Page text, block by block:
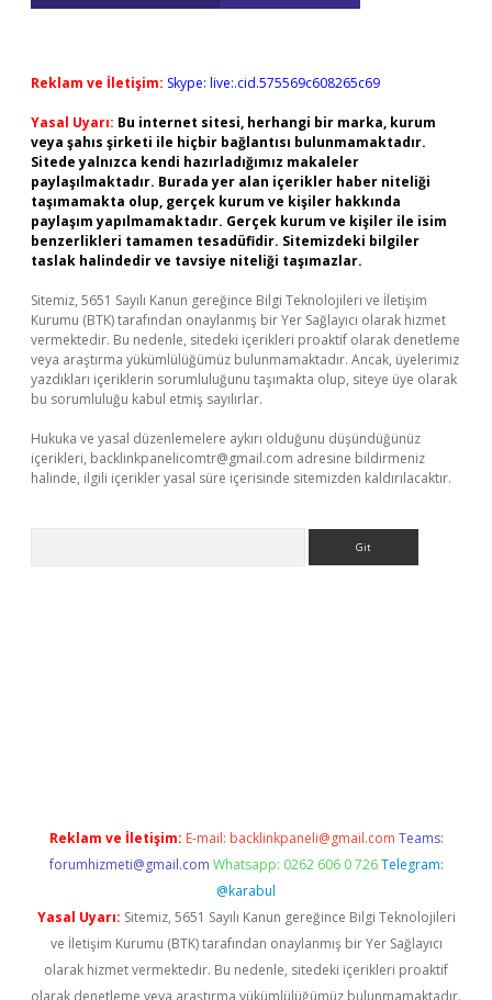
Reklam ve İletişim: Skype: live:.cid.575569c608265c69
Yasal Uyarı: Bu internet sitesi, herhangi bir marka, kurum
veya şahıs şirketi ile hiçbir bağlantısı bulunmamaktadır.
Sitede yalnızca kendi hazırladığımız makaleler
paylaşılmaktadır. Burada yer alan içerikler haber niteliği
taşımamakta olup, gerçek kurum ve kişiler hakkında
paylaşım yapılmamaktadır. Gerçek kurum ve kişiler ile isim
benzerlikleri tamamen tesadüfidir. Sitemizdeki bilgiler
taslak halindedir ve tavsiye niteliği taşımazlar.
Sitemiz, 5651 Sayılı Kanun gereğince Bilgi Teknolojileri ve İletişim
Kurumu (BTK) tarafından onaylanmış bir Yer Sağlayıcı olarak hizmet
vermektedir. Bu nedenle, sitedeki içerikleri proaktif olarak denetleme
veya araştırma yükümlülüğümüz bulunmamaktadır. Ancak, üyelerimiz
yazdıkları içeriklerin sorumluluğunu taşımakta olup, siteye üye olarak
bu sorumluluğu kabul etmiş sayılırlar.
Hukuka ve yasal düzenlemelere aykırı olduğunu düşündüğünüz
içerikleri, backlinkpanelicomtr@gmail.com adresine bildirmeniz
halinde, ilgili içerikler yasal süre içerisinde sitemizden kaldırılacaktır.
Reklam ve İletişim: E-mail: backlinkpaneli@gmail.com Teams:
forumhizmeti@gmail.com Whatsapp: 0262 606 0 726 Telegram:
@karabul
Yasal Uyarı: Sitemiz, 5651 Sayılı Kanun gereğince Bilgi Teknolojileri
ve İletişim Kurumu (BTK) tarafından onaylanmış bir Yer Sağlayıcı
olarak hizmet vermektedir. Bu nedenle, sitedeki içerikleri proaktif
olarak denetleme veya araştırma yükümlülüğümüz bulunmamaktadır.